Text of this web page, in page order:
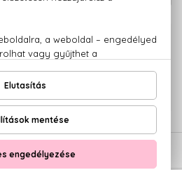
14 napos visszaküldési garanciával
Hívd ügyfélszolgálatunkat:+36 20
LEÍRÁS